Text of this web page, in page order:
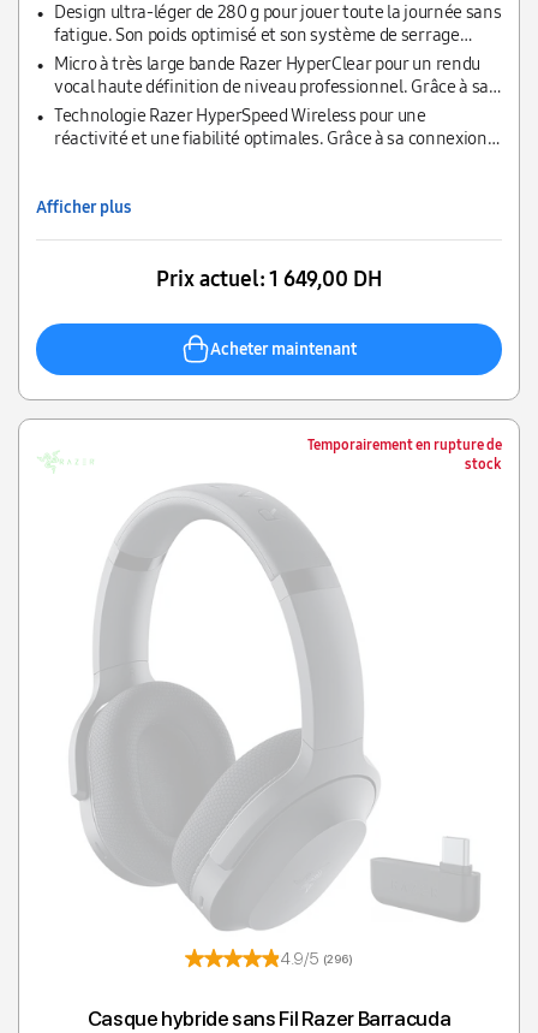
Design ultra-léger de 280 g pour jouer toute la journée sans
fatigue. Son poids optimisé et son système de serrage
amélioré en font un casque particulièrement confortable
qui vous permet de rester concentré, même pendant les
marathons gaming les plus intenses.
Micro à très large bande Razer HyperClear pour un rendu
vocal haute définition de niveau professionnel. Grâce à sa
large gamme de fréquences, ce micro flexible de nouvelle
génération capte tous les détails de votre voix
Technologie Razer HyperSpeed Wireless pour une
réactivité et une fiabilité optimales. Grâce à sa connexion
également d’un son parfaitement synchronisé avec votre
Afficher plus
Prix actuel:1 649,00 DH
Acheter maintenant
Temporairement en rupture de
stock
4.9/5 (296)
Casque hybride sans Fil Razer Barracuda